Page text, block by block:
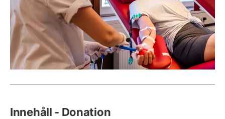
Innehåll - Donation